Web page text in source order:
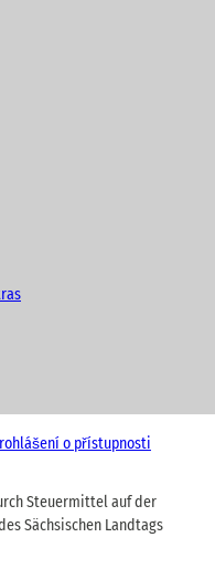
o přístupnosti
Steuermittel auf der
Sächsischen Landtags